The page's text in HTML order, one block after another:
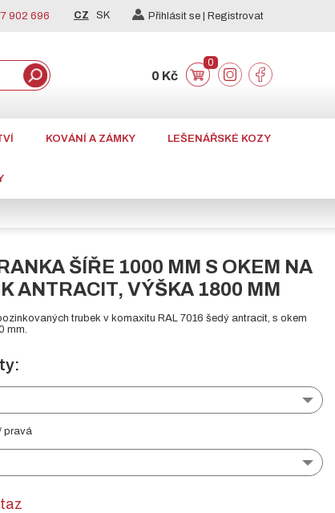
902 696 CZ SK Přihlásit se | Registrovat
0 Kč
0
KOVÁNÍ A ZÁMKY LEŠENÁŘSKÉ KOZY
ŠÍŘE 1000 MM S OKEM NA
ANTRACIT, VÝŠKA 1800 MM
trubek v komaxitu RAL 7016 šedý antracit, s okem
mm.
pravá